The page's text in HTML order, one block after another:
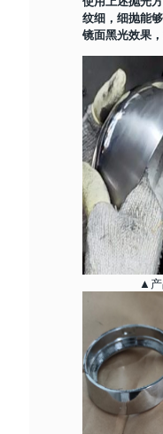
纹细，细抛能
镜面黑光效果，
▲产